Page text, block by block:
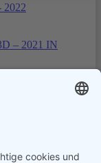
– 2021 IN